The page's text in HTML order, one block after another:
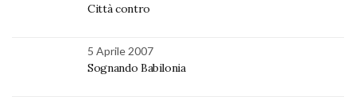
Città contro
5 Aprile 2007
Sognando Babilonia